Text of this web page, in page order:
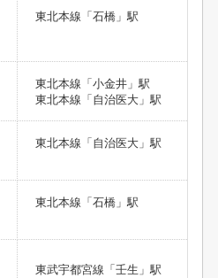
東北本線「石橋」駅
東北本線「小金井」駅
東北本線「自治医大」駅
東北本線「自治医大」駅
東北本線「石橋」駅
東武宇都宮線「壬生」駅